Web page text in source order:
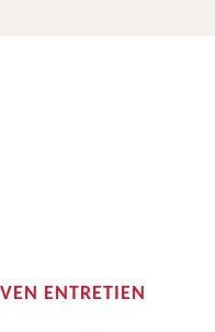
ENTRETIEN